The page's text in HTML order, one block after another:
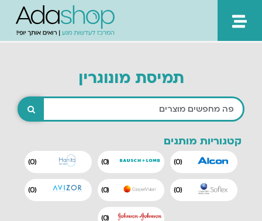
לתוכן
תמיסת מונוגרין
קטגוריות מותגים
(
0
)
(
0
)
(
0
)
(
0
)
(
0
)
(
0
)
(
0
)